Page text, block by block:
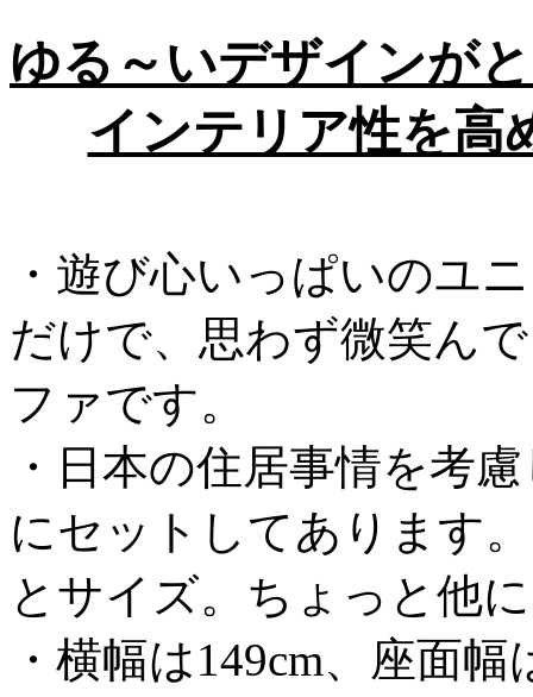
ゆる～いデザインが
インテリア性を高
・遊び心いっぱいのユ
だけで、思わず微笑ん
ファです。
・日本の住居事情を考
にセットしてあります
とサイズ。ちょっと他
・横幅は149cm、座面